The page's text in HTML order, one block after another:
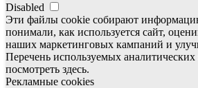
Disabled
Эти файлы cookie собирают
понимали, как используется сайт,
наших маркетинговых кампаний и
Перечень используемых
посмотреть здесь.
Рекламные cookies